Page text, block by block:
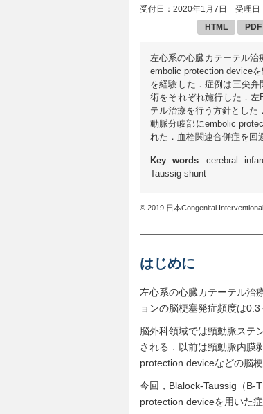
受付日：2020年1月7日 受理日
HTML
PDF
左心系の心臓カテーテル治
embolic protection device
を経験した．症例は三尖
術をそれぞれ施行した．
テル治療を行う方針とした
動脈分岐部にembolic
れた．血栓関連合併症を回
Key words: cerebral
Taussig shunt
© 2019 日本Congenital
はじめに
左心系の心臓カテーテル治
ョンの脳梗塞発症頻度は
脳外科領域では頸動脈ステ
される．以前は頸動脈内膜
protection deviceなどの脳
今回，Blalock-Taussig（B-
protection deviceを用いた